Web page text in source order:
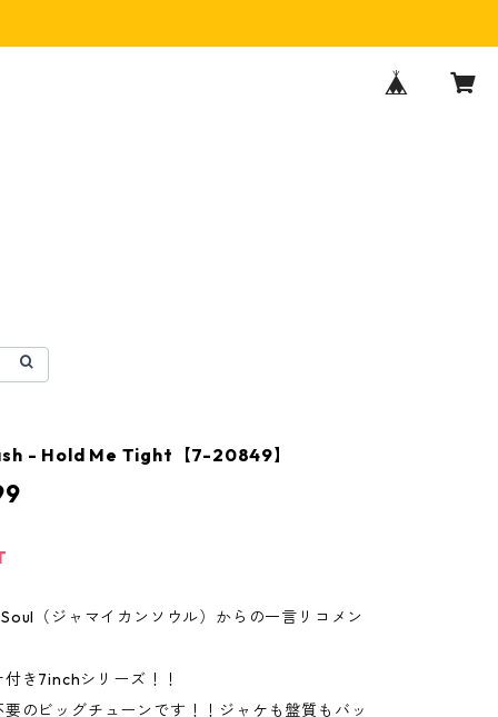
‎- Hold Me Tight【7-20849】
Soul（ジャマイカンソウル）からの一言リコメン
き7inchシリーズ！！
のビッグチューンです！！ジャケも盤質もバッ